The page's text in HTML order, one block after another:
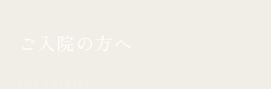
ご入院の方へ